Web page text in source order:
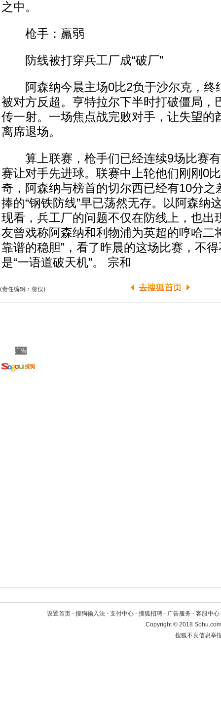
之中。
枪手：羸弱
防线被打穿兵工厂成“破厂”
阿森纳今晨主场0比2负于沙尔克，终
被对方反超。亨特拉尔下半时打破僵局，
传一射。一场焦点战完败对手，让失望的
离席退场。
算上联赛，枪手们已经连续9场比赛有
赛让对手先进球。联赛中上轮他们刚刚0
奇，阿森纳与榜首的切尔西已经有10分之
捧的“钢铁防线”早已荡然无存。以阿森纳
现看，兵工厂的问题不仅在防线上，也出
友曾戏称阿森纳和利物浦为英超的哼哈二
靠谱的稳胆”，看了昨晨的这场比赛，不
是“一语道破天机”。 宗和
(责任编辑：贺俣)
广告
设置首页 - 搜狗输入法 - 支付中心 - 搜狐招聘 - 广告服务 - 客服中心
Copyright©2018
搜狐不良信息举